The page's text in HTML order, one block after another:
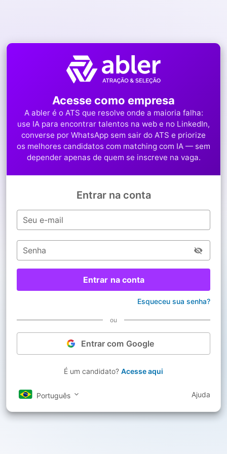
Acesse como empresa
A abler é o ATS que resolve onde a maioria falha:
use IA para encontrar talentos na web e no LinkedIn,
converse por WhatsApp sem sair do ATS e priorize
os melhores candidatos com matching com IA — sem
depender apenas de quem se inscreve na vaga.
Entrar na conta
Seu e-mail
Senha
Entrar na conta
Esqueceu sua senha?
ou
Entrar com Google
É um candidato? Acesse aqui
Português Ajuda